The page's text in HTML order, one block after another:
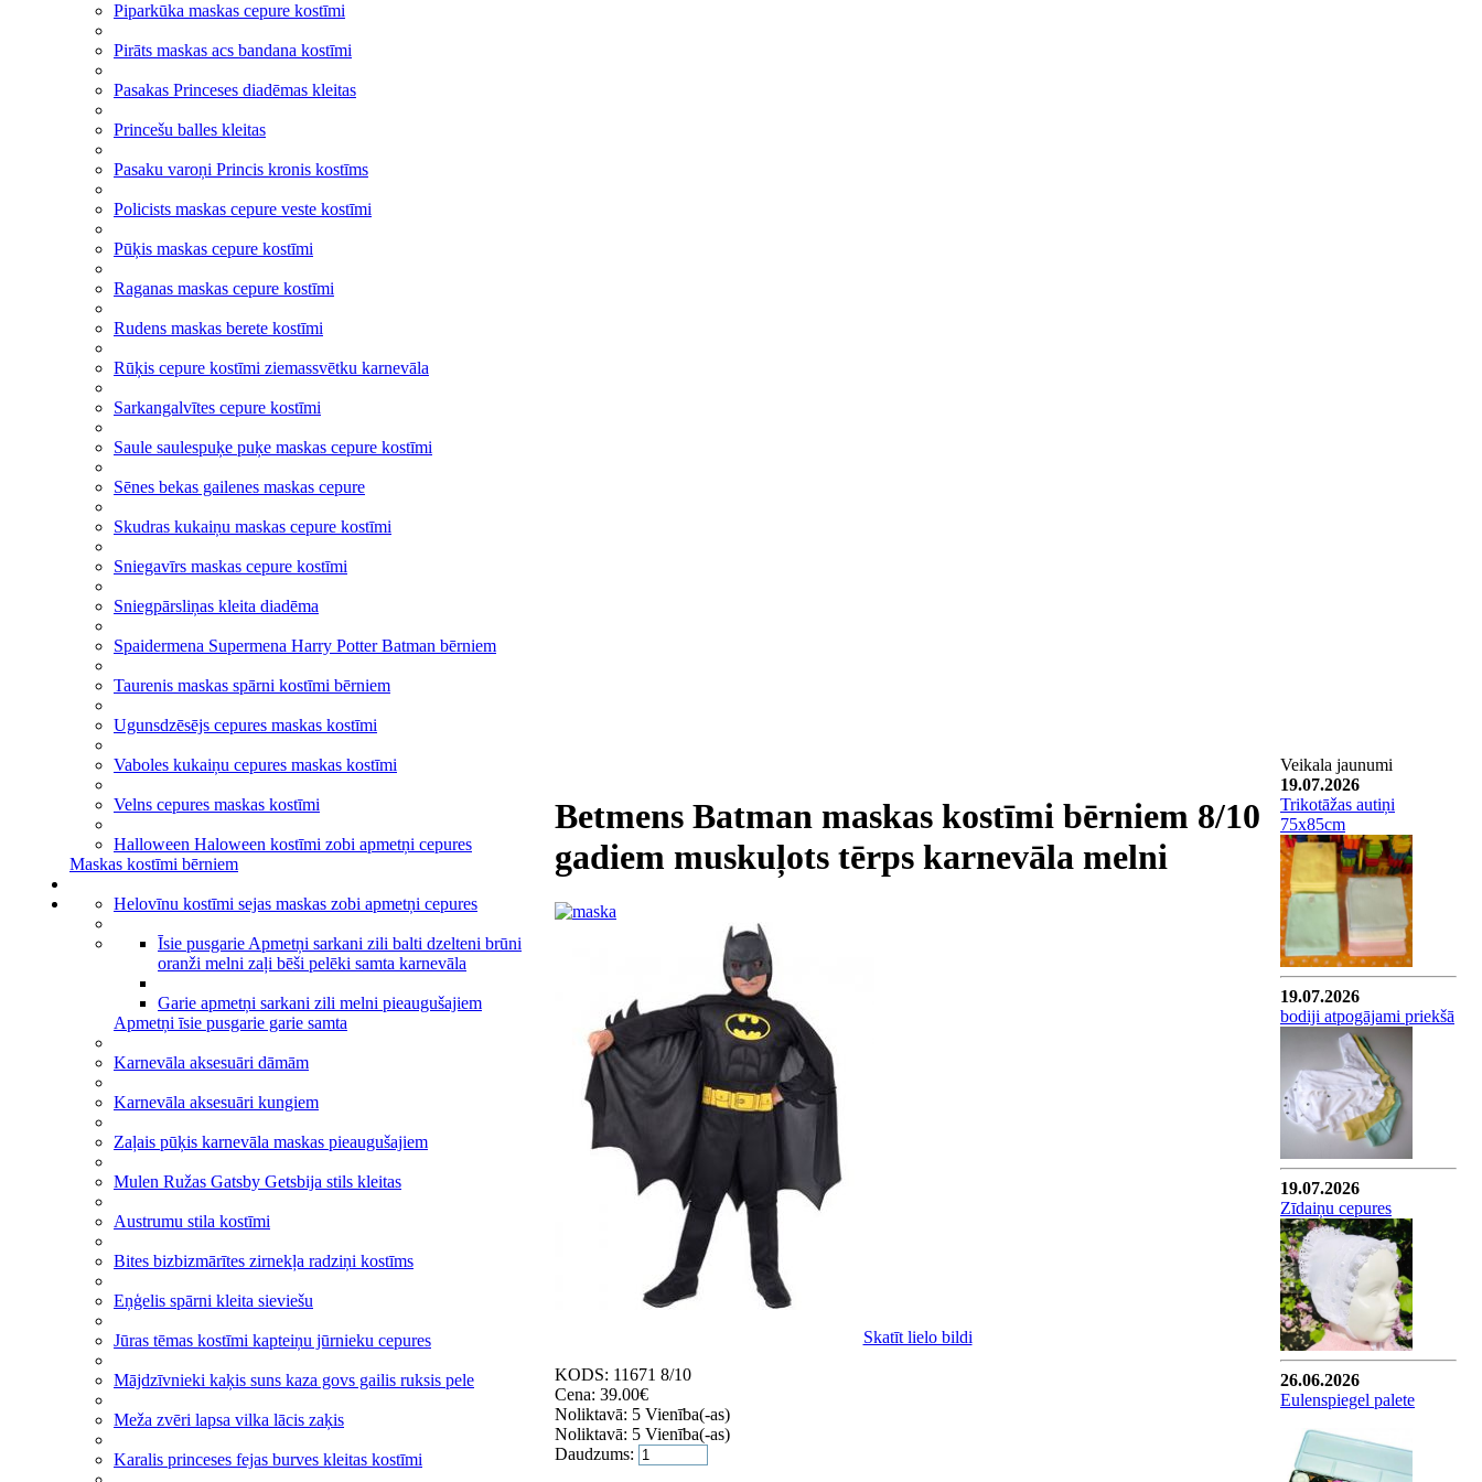
Piparkūka maskas cepure kostīmi
Pirāts maskas acs bandana kostīmi
Pasakas Princeses diadēmas kleitas
Princešu balles kleitas
Pasaku varoņi Princis kronis kostīms
Policists maskas cepure veste kostīmi
Pūķis maskas cepure kostīmi
Raganas maskas cepure kostīmi
Rudens maskas berete kostīmi
Rūķis cepure kostīmi ziemassvētku karnevāla
Sarkangalvītes cepure kostīmi
Saule saulespuķe puķe maskas cepure kostīmi
Sēnes bekas gailenes maskas cepure
Skudras kukaiņu maskas cepure kostīmi
Sniegavīrs maskas cepure kostīmi
Sniegpārsliņas kleita diadēma
Spaidermena Supermena Harry Potter Batman bērniem
Taurenis maskas spārni kostīmi bērniem
Ugunsdzēsējs cepures maskas kostīmi
Vaboles kukaiņu cepures maskas kostīmi
Velns cepures maskas kostīmi
Halloween Haloween kostīmi zobi apmetņi cepures
Maskas kostīmi bērniem
Helovīnu kostīmi sejas maskas zobi apmetņi cepures
Īsie pusgarie Apmetņi sarkani zili balti dzelteni brūni
oranži melni zaļi bēši pelēki samta karnevāla
Garie apmetņi sarkani zili melni pieaugušajiem
Apmetņi īsie pusgarie garie samta
Karnevāla aksesuāri dāmām
Karnevāla aksesuāri kungiem
Zaļais pūķis karnevāla maskas pieaugušajiem
Mulen Ružas Gatsby Getsbija stils kleitas
Austrumu stila kostīmi
Bites bizbizmārītes zirnekļa radziņi kostīms
Eņģelis spārni kleita sieviešu
Jūras tēmas kostīmi kapteiņu jūrnieku cepures
Mājdzīvnieki kaķis suns kaza govs gailis ruksis pele
Meža zvēri lapsa vilka lācis zaķis
Karalis princeses fejas burves kleitas kostīmi
Betmens Batman maskas kostīmi bērniem 8/10
gadiem muskuļots tērps karnevāla melni
Skatīt lielo bildi
KODS: 11671 8/10
Cena: 39.00€
Noliktavā: 5 Vienība(-as)
Noliktavā: 5 Vienība(-as)
Daudzums:
Veikala jaunumi
19.07.2026
Trikotāžas autiņi
75x85cm
19.07.2026
bodiji atpogājami priekšā
19.07.2026
Zīdaiņu cepures
26.06.2026
Eulenspiegel palete